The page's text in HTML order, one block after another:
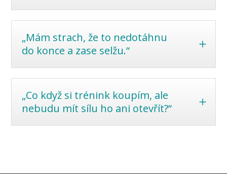
„Mám strach, že to nedotáhnu
do konce a zase selžu.“
„Co když si trénink koupím, ale
nebudu mít sílu ho ani otevřít?“